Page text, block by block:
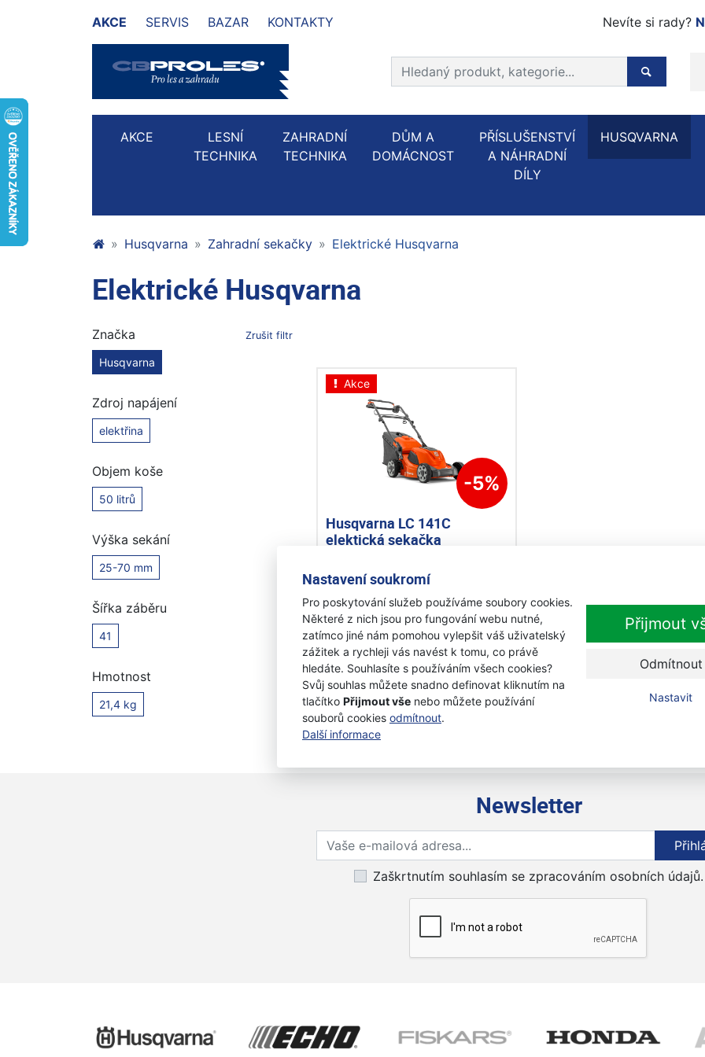
Nastavení soukromí
Pro poskytování služeb používáme soubory cookies.
Některé z nich jsou pro fungování webu nutné,
zatímco jiné nám pomohou vylepšit váš uživatelský
zážitek a rychleji vás navést k tomu, co právě
hledáte. Souhlasíte s používáním všech cookies?
Svůj souhlas můžete snadno definovat kliknutím na
tlačítko Přijmout vše nebo můžete používání
souborů cookies odmítnout.
Další informace
Přijmout
Odmítnout
Nastavit
AKCE SERVIS BAZAR KONTAKTY Nevíte si rady?
Prohledat web
Hledaný
AKCE
LESNÍ
TECHNIKA
ZAHRADNÍ
TECHNIKA
DŮM A
DOMÁCNOST
PŘÍSLUŠENSTVÍ
A NÁHRADNÍ
DÍLY
HUSQVARNA
Husqvarna Zahradní sekačky Elektrické Husqvarna
Elektrické Husqvarna
Značka Zrušit filtr
Husqvarna
Zdroj napájení
elektřina
Objem koše
50 litrů
Výška sekání
25-70 mm
Šířka záběru
41
Hmotnost
21,4 kg
Akce
-5%
Husqvarna LC 141C
elektická sekačka
Skladem
8 490 Kč
7 990 Kč s DPH
Přidat k nákupu
Newsletter
Přihlaste se k odběru novinek
Zaškrtnutím souhlasím se zpracováním osobních údajů.